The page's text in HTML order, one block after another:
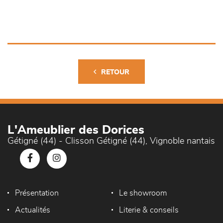
RETOUR
L'Ameublier des Dorices
Gétigné (44) - Clisson Gétigné (44), Vignoble nantais
Présentation Le showroom
Actualités Literie & conseils